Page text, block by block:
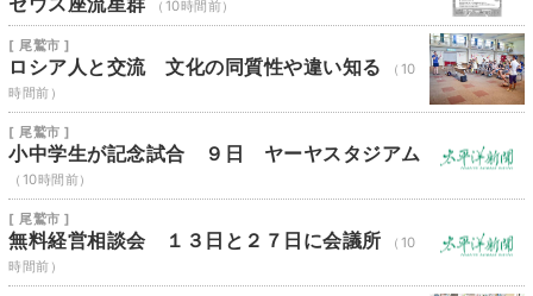
（10時間前）
[ 尾鷲市 ]
ロシア人と交流 文化の同質性や違い知る
（10
時間前）
[ 尾鷲市 ]
小中学生が記念試合 ９日 ヤーヤスタジアム
（10時間前）
[ 尾鷲市 ]
無料経営相談会 １３日と２７日に会議所
（10
時間前）